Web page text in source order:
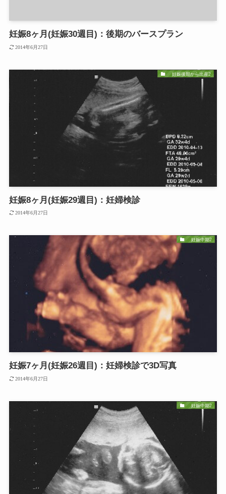
妊娠8ヶ月(妊娠30週目)：後期のバースプラン
2014年6月27日
妊娠後期から出産2
妊娠8ヶ月(妊娠29週目)：妊婦検診
2014年6月27日
妊娠中期2
妊娠7ヶ月(妊娠26週目)：妊婦検診で3D写真
2014年6月27日
妊娠中期2